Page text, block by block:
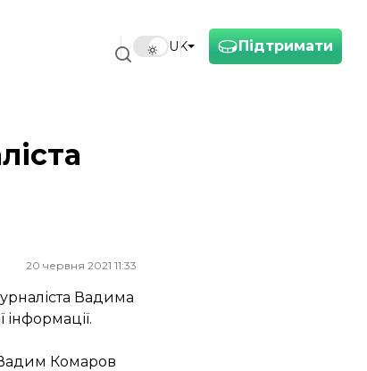
Підтримати
UK
20 червня 2021 11:33
Вадима
Вадим Комаров